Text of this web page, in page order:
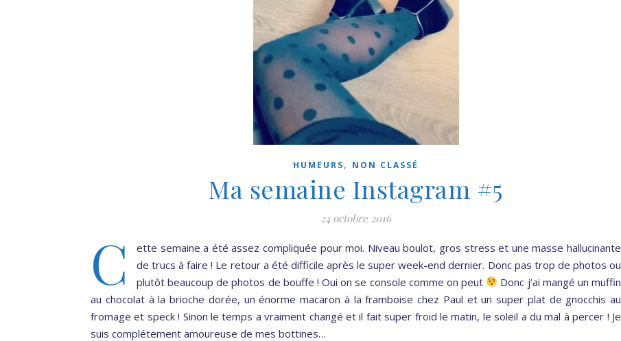
HUMEURS, NON CLASSÉ
Ma semaine Instagram #5
24 octobre 2016
C
ette semaine a été assez compliquée pour moi. Niveau boulot, gros stress et une masse hallucinante
de trucs à faire ! Le retour a été difficile après le super week-end dernier. Donc pas trop de photos ou
plutôt beaucoup de photos de bouffe ! Oui on se console comme on peut
Donc j’ai mangé un muffin
au chocolat à la brioche dorée, un énorme macaron à la framboise chez Paul et un super plat de gnocchis au
fromage et speck ! Sinon le temps a vraiment changé et il fait super froid le matin, le soleil a du mal à percer ! Je
suis complétement amoureuse de mes bottines…